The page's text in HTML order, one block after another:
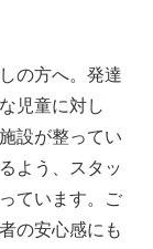
の方へ。発達
児童に対し
設が整ってい
よう、スタッ
ています。ご
の安心感にも